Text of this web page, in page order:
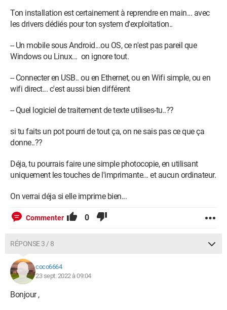
Ton installation est certainement à reprendre en main... avec
les drivers dédiés pour ton system d'exploitation..
-- Un mobile sous Android...ou OS, ce n'est pas pareil que
Windows ou Linux... on ignore tout.
-- Connecter en USB.. ou en Ethernet, ou en Wifi simple, ou en
wifi direct... c'est aussi bien différent
-- Quel logiciel de traitement de texte utilises-tu..??
si tu faits un pot pourri de tout ça, on ne sais pas ce que ça
donne..??
Déja, tu pourrais faire une simple photocopie, en utilisant
uniquement les touches de l'imprimante... et aucun ordinateur.
On verrai déja si elle imprime bien...
Commenter 0
RÉPONSE 3 / 8
coco6664
23 sept. 2022 à 09:04
Bonjour ,